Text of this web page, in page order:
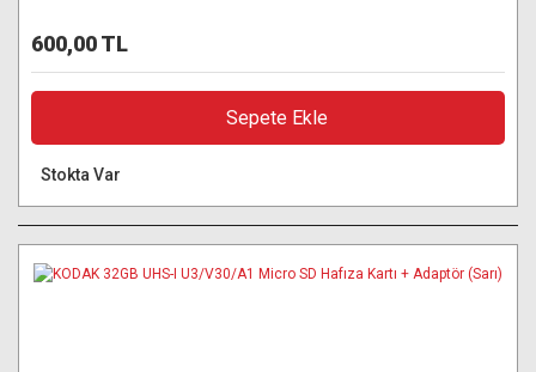
600,00 TL
Sepete Ekle
Stokta Var